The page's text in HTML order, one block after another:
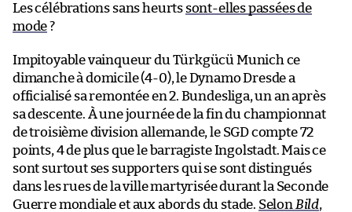
Les célébrations sans heurts sont-elles passées de
mode?
Impitoyable vainqueur du Türkgücü Munich ce
dimanche à domicile (4-0), le Dynamo Dresde a
officialisé sa remontée en 2. Bundesliga, un an après
sa descente. À une journée de la fin du championnat
de troisième division allemande, le SGD compte 72
points, 4 de plus que le barragiste Ingolstadt. Mais ce
sont surtout ses supporters qui se sont distingués
dans les rues de la ville martyrisée durant la Seconde
Guerre mondiale et aux abords du stade. Selon Bild,